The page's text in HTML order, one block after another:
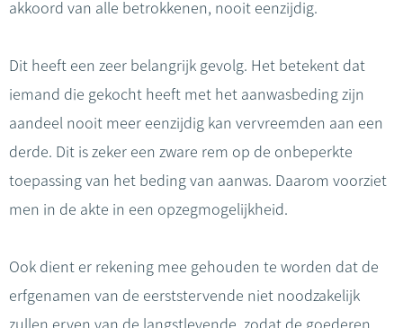
akkoord van alle betrokkenen, nooit eenzijdig.
Dit heeft een zeer belangrijk gevolg. Het betekent dat
iemand die gekocht heeft met het aanwasbeding zijn
aandeel nooit meer eenzijdig kan vervreemden aan een
derde. Dit is zeker een zware rem op de onbeperkte
toepassing van het beding van aanwas. Daarom voorziet
men in de akte in een opzegmogelijkheid.
Ook dient er rekening mee gehouden te worden dat de
erfgenamen van de eerststervende niet noodzakelijk